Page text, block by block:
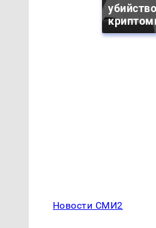
убийство
Новости СМИ2